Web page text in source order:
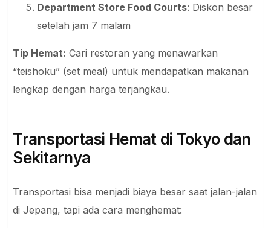
Department Store Food Courts: Diskon besar
setelah jam 7 malam
Tip Hemat: Cari restoran yang menawarkan
“teishoku” (set meal) untuk mendapatkan makanan
lengkap dengan harga terjangkau.
Transportasi Hemat di Tokyo dan
Sekitarnya
Transportasi bisa menjadi biaya besar saat jalan-jalan
di Jepang, tapi ada cara menghemat: